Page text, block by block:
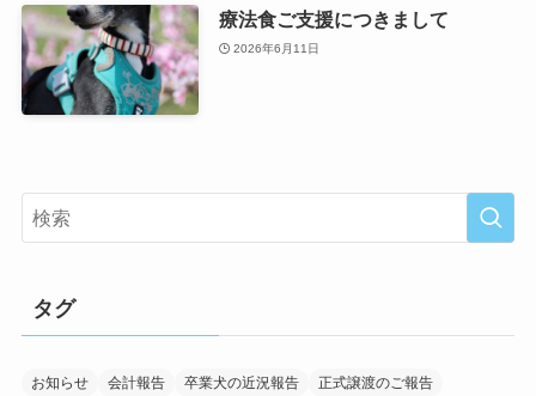
療法食ご支援につきまして
2026年6月11日
タグ
お知らせ 会計報告 卒業犬の近況報告
正式譲渡のご報告